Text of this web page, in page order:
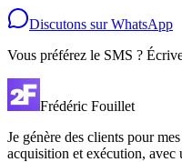
Discutons sur WhatsApp
Vous préférez le SMS ?
Frédéric Fouillet
Je génère des clients pour
acquisition et exécution, avec